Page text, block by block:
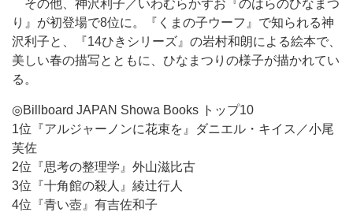
その他、神沢利子／いわむらかずお『のはらのひなまつ
り』が初登場で8位に。『くまの子ウーフ』で知られる神
沢利子と、『14ひきシリーズ』の岩村和朗による絵本で、
美しい春の描写とともに、ひなまつりの様子が描かれてい
る。
◎Billboard JAPAN Showa Books トップ10
1位『アルジャーノンに花束を』ダニエル・キイス／小尾
芙佐
2位『思考の整理学』外山滋比古
3位『十角館の殺人』綾辻行人
4位『青い壺』有吉佐和子